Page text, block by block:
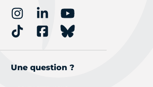
Une question ?